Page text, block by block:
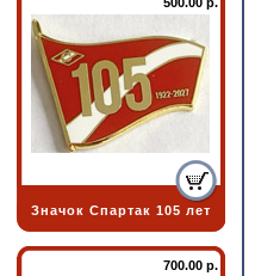
Значок Спартак 105 лет
700.00 р.